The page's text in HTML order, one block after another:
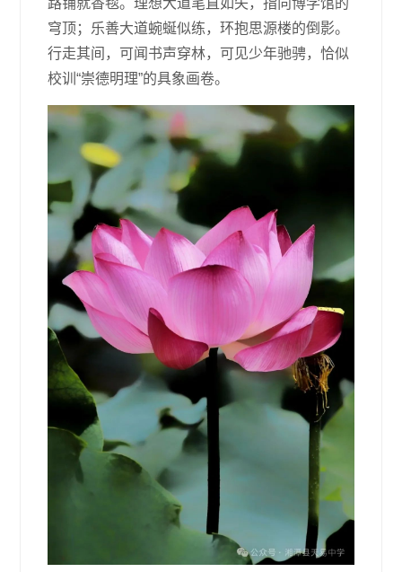
路铺就香毯。理想大道笔直如矢，指向博学馆的
穹顶；乐善大道蜿蜒似练，环抱思源楼的倒影。
行走其间，可闻书声穿林，可见少年驰骋，恰似
校训“崇德明理”的具象画卷。